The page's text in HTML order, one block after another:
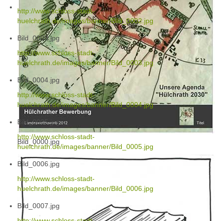
Bild_0000.jpg
http://www.schloss-stadt-
huelchrath.de/images/banner/Bild_0002.jpg
Bild_0003.jpg
http://www.schloss-stadt-
huelchrath.de/images/banner/Bild_0003.jpg
Bild_0004.jpg
http://www.schloss-stadt-
huelchrath.de/images/banner/Bild_0004.jpg
Bild_0005.jpg
http://www.schloss-stadt-
huelchrath.de/images/banner/Bild_0005.jpg
Bild_0006.jpg
http://www.schloss-stadt-
huelchrath.de/images/banner/Bild_0006.jpg
Bild_0007.jpg